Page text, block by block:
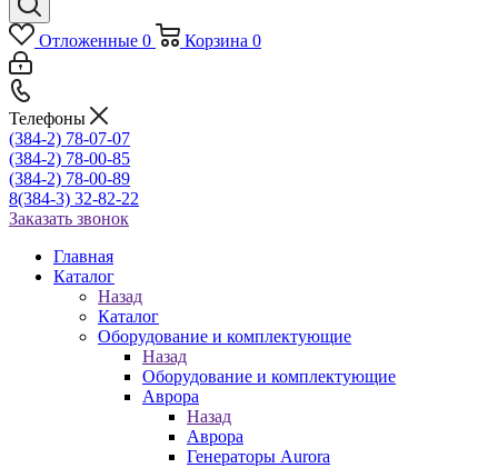
Отложенные 0 Корзина 0
Телефоны
(384-2) 78-07-07
(384-2) 78-00-85
(384-2) 78-00-89
8(384-3) 32-82-22
Заказать звонок
Главная
Каталог
Назад
Каталог
Оборудование и комплектующие
Назад
Оборудование и комплектующие
Аврора
Назад
Аврора
Генераторы Aurora